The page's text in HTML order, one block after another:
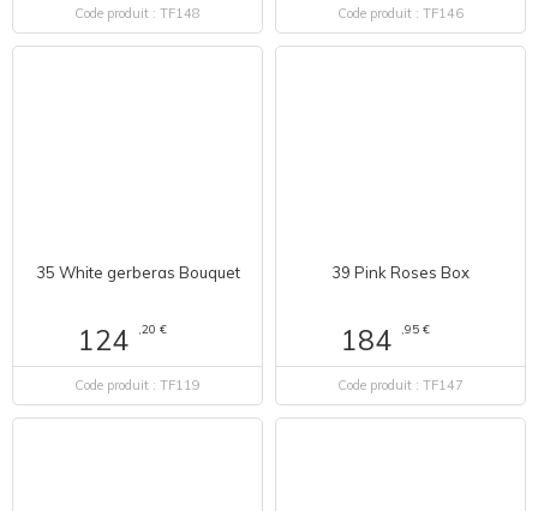
Code produit : TF148 Code produit : TF146
35 White gerberas Bouquet
124 ,20 €
Code produit : TF119
39 Pink Roses Box
184 ,95 €
Code produit : TF147